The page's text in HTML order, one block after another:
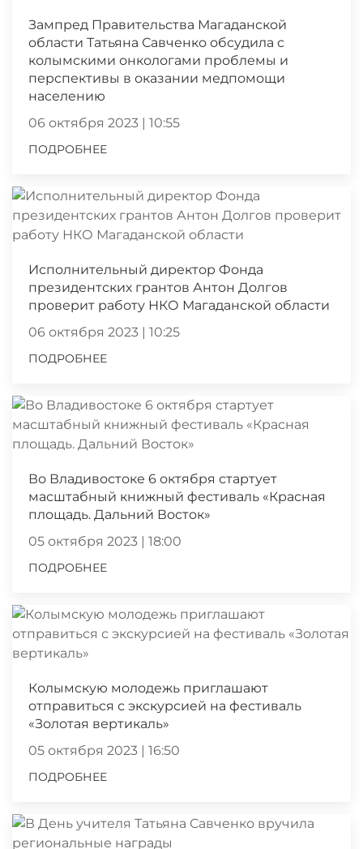
Зампред Правительства Магаданской
области Татьяна Савченко обсудила с
колымскими онкологами проблемы и
перспективы в оказании медпомощи
населению
06 октября 2023 | 10:55
ПОДРОБНЕЕ
Исполнительный директор Фонда
президентских грантов Антон Долгов
проверит работу НКО Магаданской области
06 октября 2023 | 10:25
ПОДРОБНЕЕ
Во Владивостоке 6 октября стартует
масштабный книжный фестиваль «Красная
площадь. Дальний Восток»
05 октября 2023 | 18:00
ПОДРОБНЕЕ
Колымскую молодежь приглашают
отправиться с экскурсией на фестиваль
«Золотая вертикаль»
05 октября 2023 | 16:50
ПОДРОБНЕЕ